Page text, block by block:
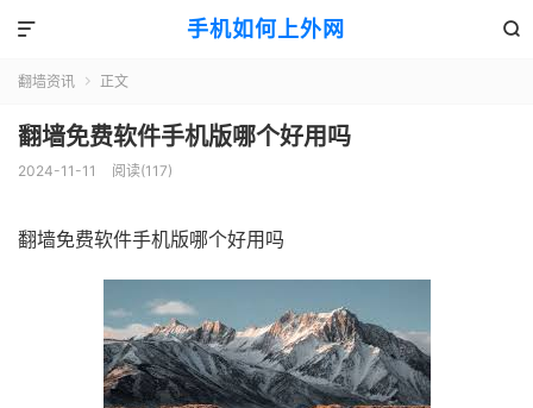
手机如何上外网 

翻墙资讯  正文
翻墙免费软件手机版哪个好用吗
2024-11-11 阅读(117)
翻墙免费软件手机版哪个好用吗